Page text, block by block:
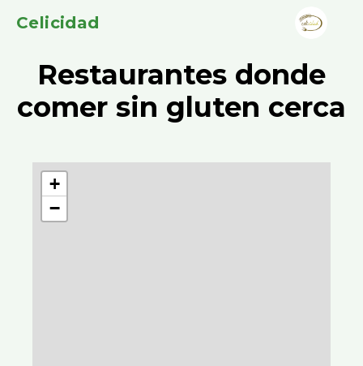
Celicidad
Restaurantes donde
comer sin gluten cerca
+
−